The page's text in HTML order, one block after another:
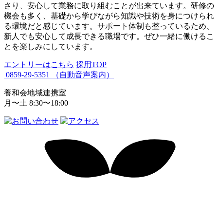
さり、安心して業務に取り組むことが出来ています。研修の
機会も多く、基礎から学びながら知識や技術を身につけられ
る環境だと感じています。サポート体制も整っているため、
新人でも安心して成長できる職場です。ぜひ一緒に働けるこ
とを楽しみにしています。
エントリーはこちら 採用TOP
0859-29-5351
（自動音声案内）
養和会地域連携室
月〜土 8:30〜18:00